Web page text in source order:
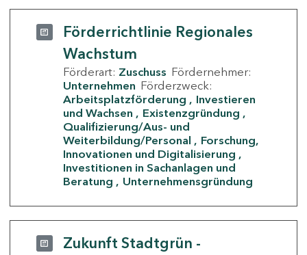
Förderrichtlinie Regionales
Wachstum
Förderart: Zuschuss Fördernehmer:
Unternehmen Förderzweck:
Arbeitsplatzförderung
Investieren
und Wachsen
Existenzgründung
Qualifizierung/Aus- und
Weiterbildung/Personal
Forschung,
Innovationen und Digitalisierung
Investitionen in Sachanlagen und
Beratung
Unternehmensgründung
Zukunft Stadtgrün -